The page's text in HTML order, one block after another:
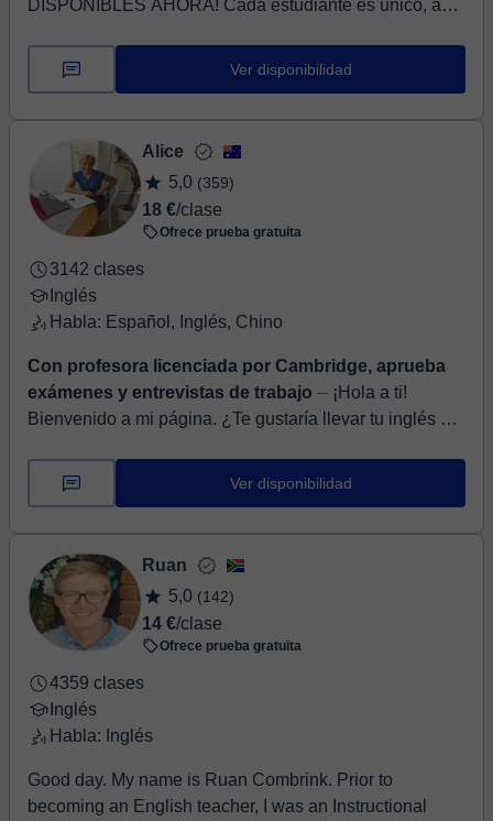
DISPONIBLES AHORA! Cada estudiante es único, así
habilidades. Mi objetivo es cr...
Ver disponibilidad
Alice
5,0 (359)
18 €/clase
Ofrece prueba gratuita
3142 clases
Inglés
Habla: Español, Inglés, Chino
Con profesora licenciada por Cambridge, aprueba
exámenes y entrevistas de trabajo ⏤ ¡Hola a ti!
Bienvenido a mi página. ¿Te gustaría llevar tu inglés a
desarrollar todos los aspectos del ing...
Ver disponibilidad
Ruan
5,0 (142)
14 €/clase
Ofrece prueba gratuita
4359 clases
Inglés
Habla: Inglés
Good day. My name is Ruan Combrink. Prior to
becoming an English teacher, I was an Instructional